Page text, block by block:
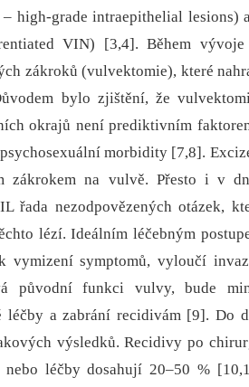
high-grade intraepithelial lesions)
VIN) [3,4]. Během
zákroků (vulvektomie), které
bylo zjištění, že
okrajů není prediktivním
morbidity [7,8].
zákrokem na vulvě. Přesto i v
řada nezodpovězených otázek,
lézí. Ideálním léčebným
vymizení symptomů, vyloučí
původní funkci vulvy, bude
léčby a zabrání recidivám [9]. Do
výsledků. Recidivy po
léčby dosahují 20–50 %